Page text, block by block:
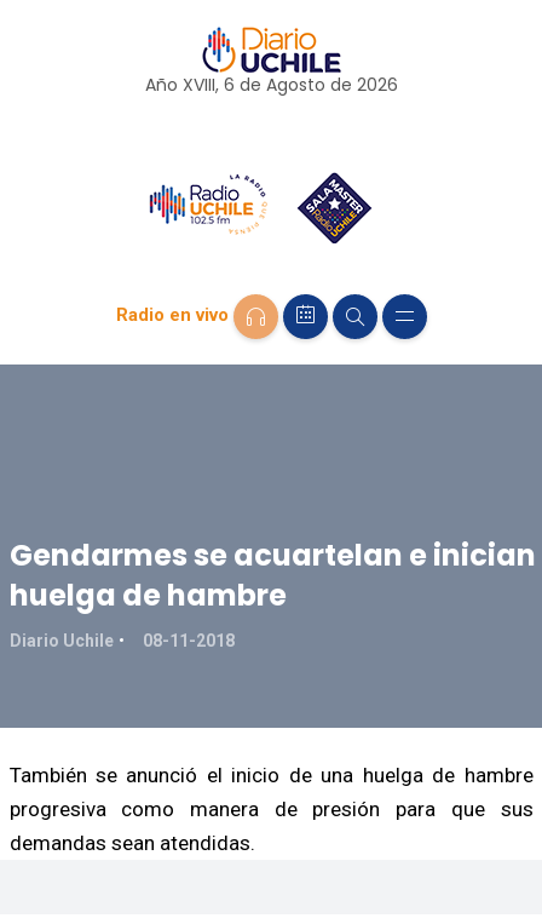
Año XVIII, 6 de Agosto de 2026
Radio en vivo
Gendarmes se acuartelan e inician
huelga de hambre
Diario Uchile 08-11-2018
También se anunció el inicio de una huelga de hambre
progresiva como manera de presión para que sus
demandas sean atendidas.